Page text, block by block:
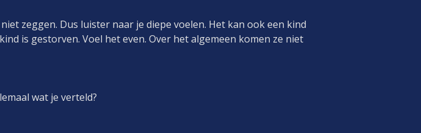
zeggen. Dus luister naar je diepe voelen. Het kan ook een kind
is gestorven. Voel het even. Over het algemeen komen ze niet
wat je verteld?